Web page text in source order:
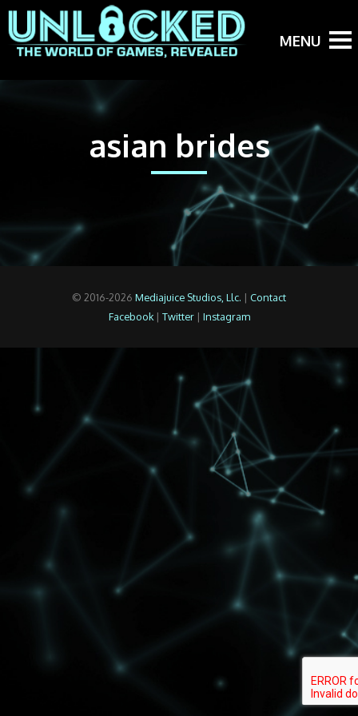
asian brides
© 2016-2026 Mediajuice Studios, Llc. | Contact
Facebook| Twitter| Instagram